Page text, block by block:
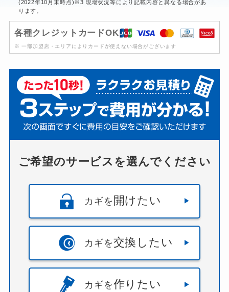
(2022年10月末時点)※3 現場状況等により記載内容と異なる場合があ
ります。
各種クレジットカードOK
※ 一部加盟店・エリアによりカードが使えない場合がございます
ご希望のサービスを選んでください
カギを 開けたい
カギを交換したい
カギを作りたい